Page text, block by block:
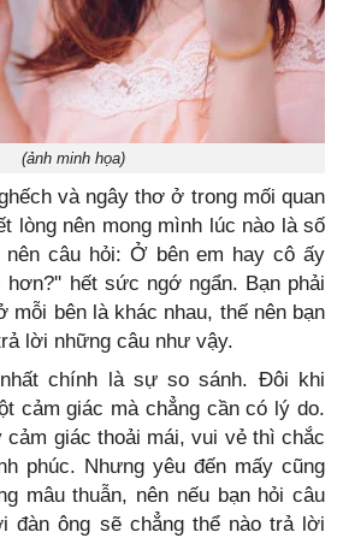
(ảnh minh họa)
và ngây thơ ở trong mối quan
lòng nên mong mình lúc nào là số
câu hỏi: Ở bên em hay cô ấy
hơn?'' hết sức ngớ ngẩn. Bạn phải
mỗi bên là khác nhau, thế nên bạn
lời những câu như vậy.
chính là sự so sánh. Đôi khi
cảm giác mà chẳng cần có lý do.
cảm giác thoải mái, vui vẻ thì chắc
phúc. Nhưng yêu đến mấy cũng
mâu thuẫn, nên nếu bạn hỏi câu
đàn ông sẽ chẳng thể nào trả lời